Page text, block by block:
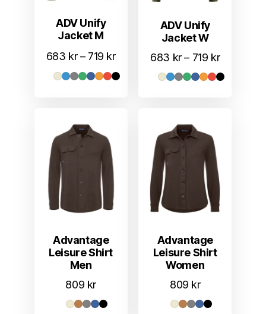
ADV Unify
Jacket M
683 kr – 719 krPrisområde:
683 kr
ADV Unify
Jacket W
683 kr – 719 kr
683 kr
Advantage
Leisure Shirt
Men
809 kr
Advantage
Leisure Shirt
Women
809 kr